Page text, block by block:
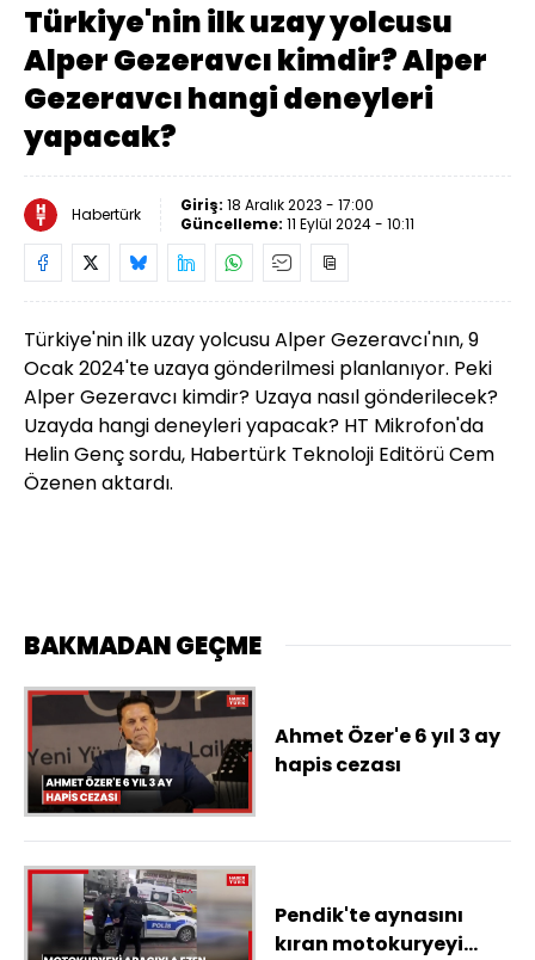
Türkiye'nin ilk uzay yolcusu
Alper Gezeravcı kimdir? Alper
Gezeravcı hangi deneyleri
yapacak?
Habertürk Giriş: 18 Aralık 2023 - 17:00
Güncelleme: 11 Eylül 2024 - 10:11
Türkiye'nin ilk uzay yolcusu Alper Gezeravcı'nın, 9
Ocak 2024'te uzaya gönderilmesi planlanıyor. Peki
Alper Gezeravcı kimdir? Uzaya nasıl gönderilecek?
Uzayda hangi deneyleri yapacak? HT Mikrofon'da
Helin Genç sordu, Habertürk Teknoloji Editörü Cem
Özenen aktardı.
BAKMADAN GEÇME
Ahmet Özer'e 6 yıl 3 ay
hapis cezası
Pendik'te aynasını
kıran motokuryeyi